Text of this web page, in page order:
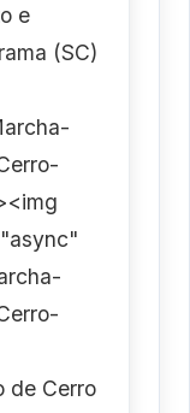
e
(SC)
de Cerro